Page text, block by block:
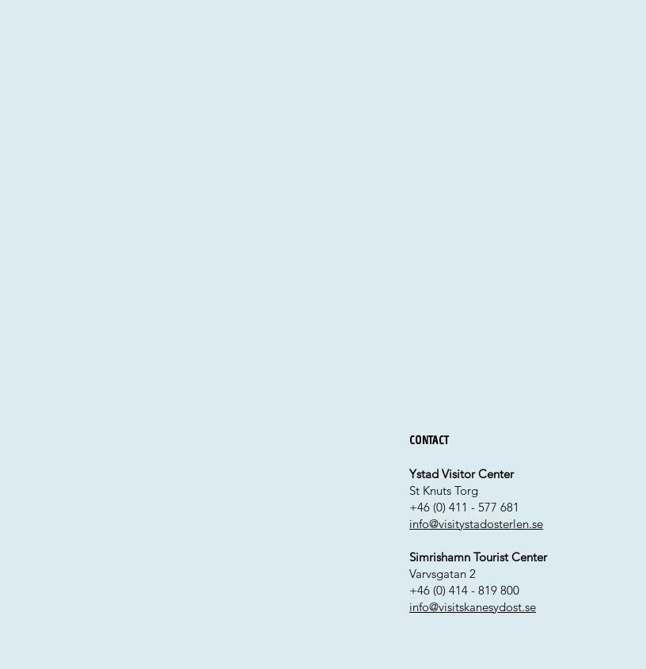
Contact
Ystad Visitor Center
St Knuts Torg
+46 (0) 411 - 577 681
info@visitystadosterlen.se
Simrishamn Tourist Center
Varvsgatan 2
+46 (0) 414 - 819 800
info@visitskanesydost.se